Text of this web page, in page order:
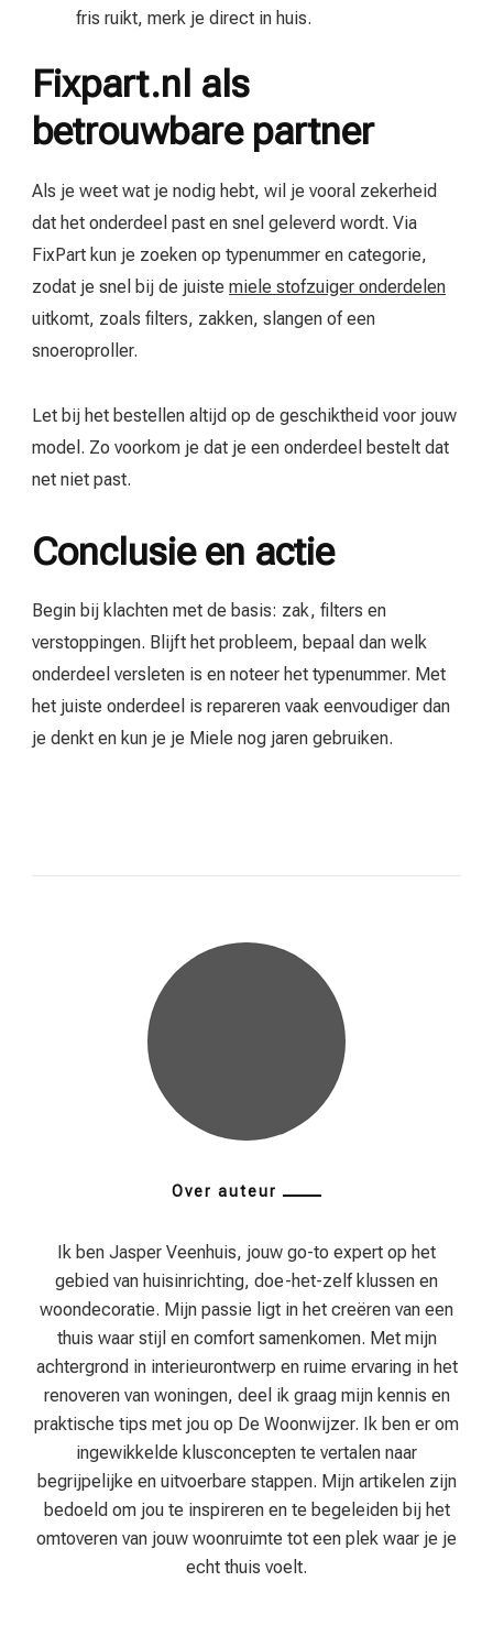
fris ruikt, merk je direct in huis.
Fixpart.nl als
betrouwbare partner
Als je weet wat je nodig hebt, wil je vooral zekerheid
dat het onderdeel past en snel geleverd wordt. Via
FixPart kun je zoeken op typenummer en categorie,
zodat je snel bij de juiste miele stofzuiger onderdelen
uitkomt, zoals filters, zakken, slangen of een
snoeroproller.
Let bij het bestellen altijd op de geschiktheid voor jouw
model. Zo voorkom je dat je een onderdeel bestelt dat
net niet past.
Conclusie en actie
Begin bij klachten met de basis: zak, filters en
verstoppingen. Blijft het probleem, bepaal dan welk
onderdeel versleten is en noteer het typenummer. Met
het juiste onderdeel is repareren vaak eenvoudiger dan
je denkt en kun je je Miele nog jaren gebruiken.
Over auteur
Ik ben Jasper Veenhuis, jouw go-to expert op het
gebied van huisinrichting, doe-het-zelf klussen en
woondecoratie. Mijn passie ligt in het creëren van een
thuis waar stijl en comfort samenkomen. Met mijn
achtergrond in interieurontwerp en ruime ervaring in het
renoveren van woningen, deel ik graag mijn kennis en
praktische tips met jou op De Woonwijzer. Ik ben er om
ingewikkelde klusconcepten te vertalen naar
begrijpelijke en uitvoerbare stappen. Mijn artikelen zijn
bedoeld om jou te inspireren en te begeleiden bij het
omtoveren van jouw woonruimte tot een plek waar je je
echt thuis voelt.